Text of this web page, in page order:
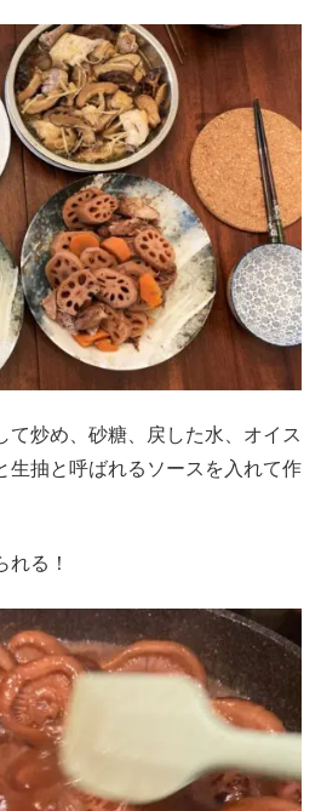
て炒め、砂糖、戻した水、オイス
生抽と呼ばれるソースを入れて作
れる！